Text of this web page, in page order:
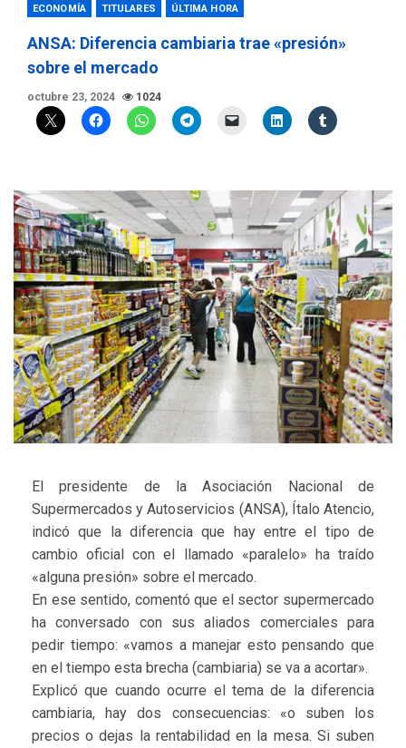
ECONOMÍA TITULARES ÚLTIMA HORA
ANSA: Diferencia cambiaria trae «presión»
sobre el mercado
octubre 23, 2024 1024
El presidente de la Asociación Nacional de
Supermercados y Autoservicios (ANSA), Ítalo Atencio,
indicó que la diferencia que hay entre el tipo de
cambio oficial con el llamado «paralelo» ha traído
«alguna presión» sobre el mercado.
En ese sentido, comentó que el sector supermercado
ha conversado con sus aliados comerciales para
pedir tiempo: «vamos a manejar esto pensando que
en el tiempo esta brecha (cambiaria) se va a acortar».
Explicó que cuando ocurre el tema de la diferencia
cambiaria, hay dos consecuencias: «o suben los
precios o dejas la rentabilidad en la mesa. Si suben